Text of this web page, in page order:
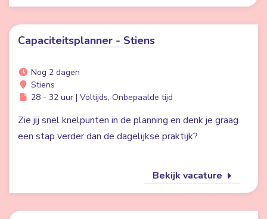
Capaciteitsplanner - Stiens
Nog 2 dagen
Stiens
28 - 32 uur | Voltijds, Onbepaalde tijd
Zie jij snel knelpunten in de planning en denk je graag
een stap verder dan de dagelijkse praktijk?
Bekijk vacature